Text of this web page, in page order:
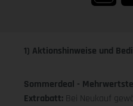
1) Aktionshinweise und
Sommerdeal -
Extrabatt: Bei Neukauf